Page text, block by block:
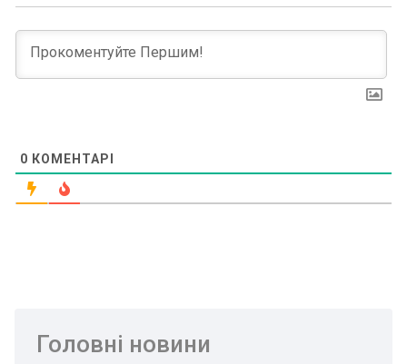
0 КОМЕНТАРІ
Головні новини